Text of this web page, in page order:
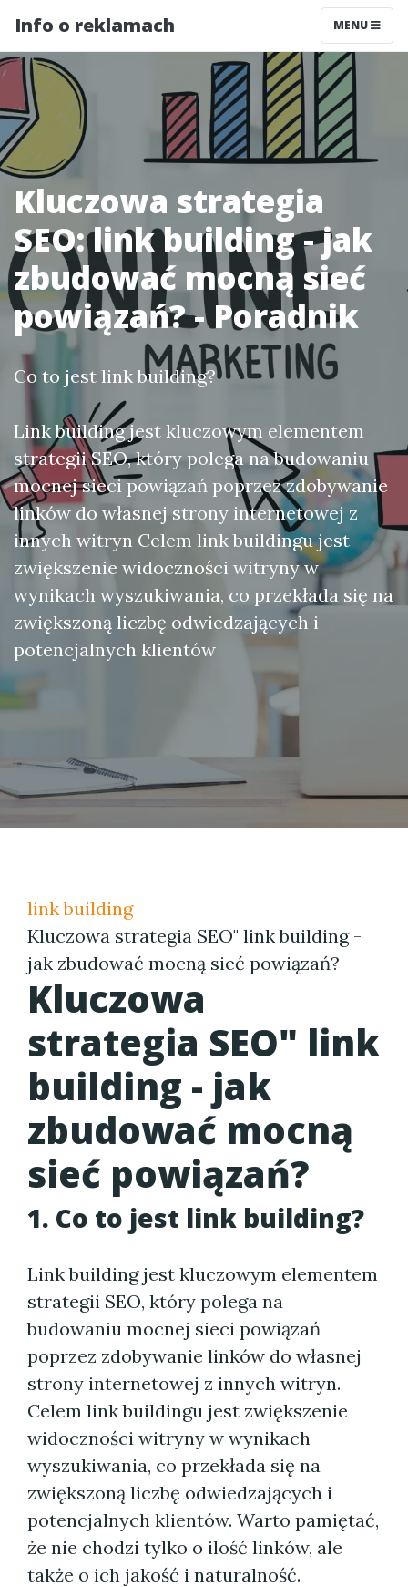
Info o reklamach MENU
Kluczowa strategia
SEO: link building - jak
zbudować mocną sieć
powiązań? - Poradnik
Co to jest link building?
Link building jest kluczowym elementem
strategii SEO, który polega na budowaniu
mocnej sieci powiązań poprzez zdobywanie
linków do własnej strony internetowej z
innych witryn Celem link buildingu jest
zwiększenie widoczności witryny w
wynikach wyszukiwania, co przekłada się na
zwiększoną liczbę odwiedzających i
potencjalnych klientów
link building
Kluczowa strategia SEO" link building -
jak zbudować mocną sieć powiązań?
Kluczowa
strategia SEO" link
building - jak
zbudować mocną
sieć powiązań?
1. Co to jest link building?
Link building jest kluczowym elementem
strategii SEO, który polega na
budowaniu mocnej sieci powiązań
poprzez zdobywanie linków do własnej
strony internetowej z innych witryn.
Celem link buildingu jest zwiększenie
widoczności witryny w wynikach
wyszukiwania, co przekłada się na
zwiększoną liczbę odwiedzających i
potencjalnych klientów. Warto pamiętać,
że nie chodzi tylko o ilość linków, ale
także o ich jakość i naturalność.